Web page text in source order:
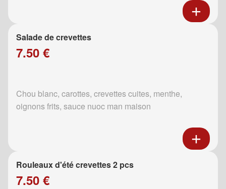
Salade de crevettes
7.50 €
Chou blanc, carottes, crevettes cuites, menthe,
oignons frits, sauce nuoc man maison
Rouleaux d'été crevettes 2 pcs
7.50 €